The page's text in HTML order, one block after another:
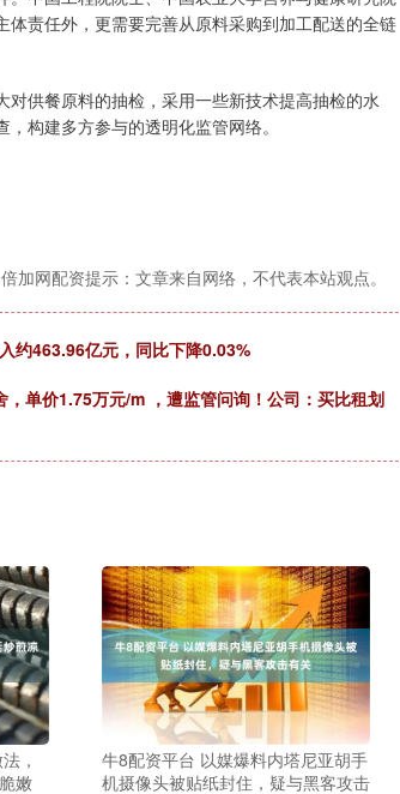
责任外，更需要完善从原料采购到加工配送的全链
供餐原料的抽检，采用一些新技术提高抽检的水
构建多方参与的透明化监管网络。
倍加网配资提示：文章来自网络，不代表本站观点。
约463.96亿元，同比下降0.03%
单价1.75万元/m ，遭监管问询！公司：买比租划
，
嫩
牛8配资平台 以媒爆料内塔尼亚胡手
机摄像头被贴纸封住，疑与黑客攻击